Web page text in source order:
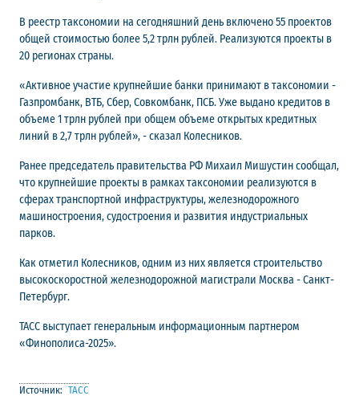
В реестр таксономии на сегодняшний день включено 55 проектов
общей стоимостью более 5,2 трлн рублей. Реализуются проекты в
20 регионах страны.
«Активное участие крупнейшие банки принимают в таксономии -
Газпромбанк, ВТБ, Сбер, Совкомбанк, ПСБ. Уже выдано кредитов в
объеме 1 трлн рублей при общем объеме открытых кредитных
линий в 2,7 трлн рублей», - сказал Колесников.
Ранее председатель правительства РФ Михаил Мишустин сообщал,
что крупнейшие проекты в рамках таксономии реализуются в
сферах транспортной инфраструктуры, железнодорожного
машиностроения, судостроения и развития индустриальных
парков.
Как отметил Колесников, одним из них является строительство
высокоскоростной железнодорожной магистрали Москва - Санкт-
Петербург.
ТАСС выступает генеральным информационным партнером
«Финополиса-2025».
Источник: ТАСС